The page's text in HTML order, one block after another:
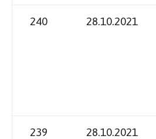
240 28.10.2021
239 28.10.2021